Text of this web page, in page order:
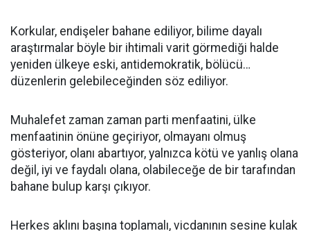
Korkular, endişeler bahane ediliyor, bilime dayalı
araştırmalar böyle bir ihtimali varit görmediği halde
yeniden ülkeye eski, antidemokratik, bölücü…
düzenlerin gelebileceğinden söz ediliyor.
Muhalefet zaman zaman parti menfaatini, ülke
menfaatinin önüne geçiriyor, olmayanı olmuş
gösteriyor, olanı abartıyor, yalnızca kötü ve yanlış olana
değil, iyi ve faydalı olana, olabileceğe de bir tarafından
bahane bulup karşı çıkıyor.
Herkes aklını başına toplamalı, vicdanının sesine kulak